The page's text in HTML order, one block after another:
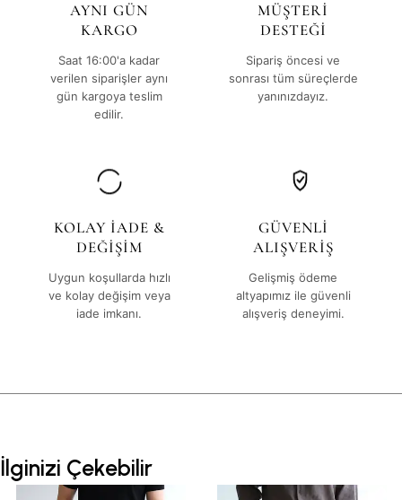
AYNI GÜN
KARGO
Saat 16:00'a kadar
verilen siparişler aynı
gün kargoya teslim
edilir.
MÜŞTERİ
DESTEĞİ
Sipariş öncesi ve
sonrası tüm süreçlerde
yanınızdayız.
KOLAY İADE &
DEĞİŞİM
Uygun koşullarda hızlı
ve kolay değişim veya
iade imkanı.
GÜVENLİ
ALIŞVERİŞ
Gelişmiş ödeme
altyapımız ile güvenli
alışveriş deneyimi.
İlginizi Çekebilir